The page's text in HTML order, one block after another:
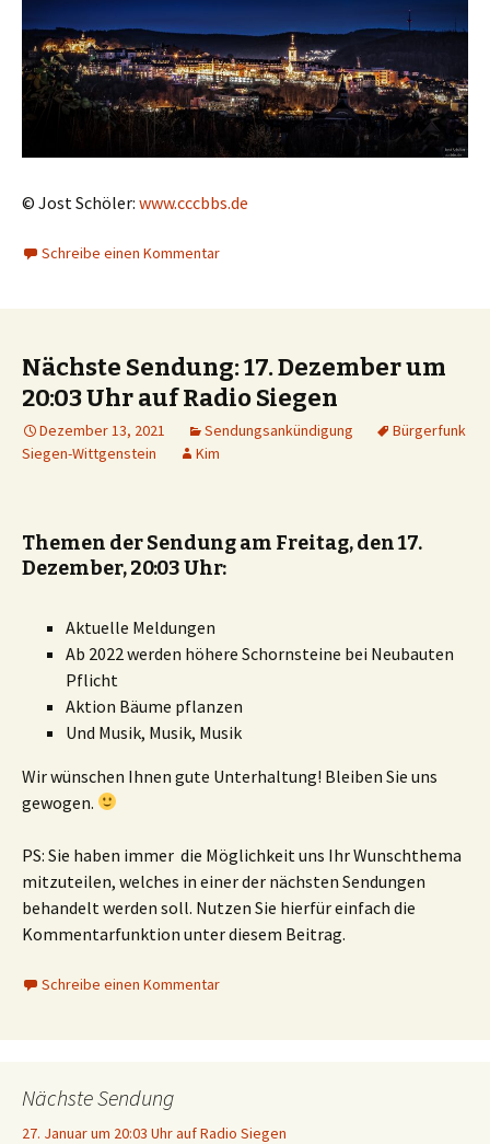
© Jost Schöler: www.cccbbs.de
Schreibe einen Kommentar
Nächste Sendung: 17. Dezember um
20:03 Uhr auf Radio Siegen
Dezember 13, 2021 Sendungsankündigung
Bürgerfunk
Siegen-Wittgenstein
Kim
Themen der Sendung am Freitag, den 17.
Dezember, 20:03 Uhr:
Aktuelle Meldungen
Ab 2022 werden höhere Schornsteine bei Neubauten
Pflicht
Aktion Bäume pflanzen
Und Musik, Musik, Musik
Wir wünschen Ihnen gute Unterhaltung! Bleiben Sie uns
gewogen.
PS: Sie haben immer die Möglichkeit uns Ihr Wunschthema
mitzuteilen, welches in einer der nächsten Sendungen
behandelt werden soll. Nutzen Sie hierfür einfach die
Kommentarfunktion unter diesem Beitrag.
Schreibe einen Kommentar
Nächste Sendung
27. Januar um 20:03 Uhr auf Radio Siegen